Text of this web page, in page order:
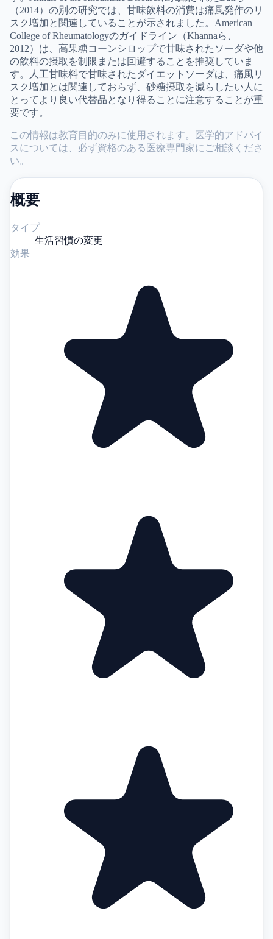
（2014）の別の研究では、甘味飲料の消費は痛風発作のリ
スク増加と関連していることが示されました。American
College of Rheumatologyのガイドライン（Khannaら、
2012）は、高果糖コーンシロップで甘味されたソーダや他
の飲料の摂取を制限または回避することを推奨していま
す。人工甘味料で甘味されたダイエットソーダは、痛風リ
スク増加とは関連しておらず、砂糖摂取を減らしたい人に
とってより良い代替品となり得ることに注意することが重
要です。
この情報は教育目的のみに使用されます。医学的アドバイ
スについては、必ず資格のある医療専門家にご相談くださ
い。
概要
タイプ
生活習慣の変更
効果